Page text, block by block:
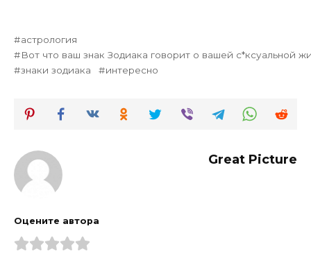
астрология
Вот что ваш знак Зодиака говорит о вашей с*ксуальной
знаки зодиака
интересно
Great Picture
Оцените автора